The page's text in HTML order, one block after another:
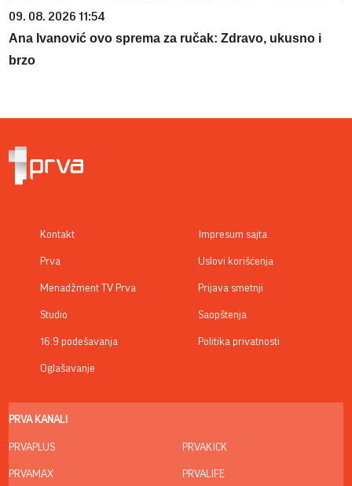
09. 08. 2026 11:54
Ana Ivanović ovo sprema za ručak: Zdravo, ukusno i
brzo
Kontakt
Prva
Menadžment TV Prva
Studio
16:9 podešavanja
Oglašavanje
Impresum sajta
Uslovi korišćenja
Prijava smetnji
Saopštenja
Politika privatnosti
PRVA KANALI
PRVAPLUS
PRVAMAX
PRVAKICK
PRVALIFE